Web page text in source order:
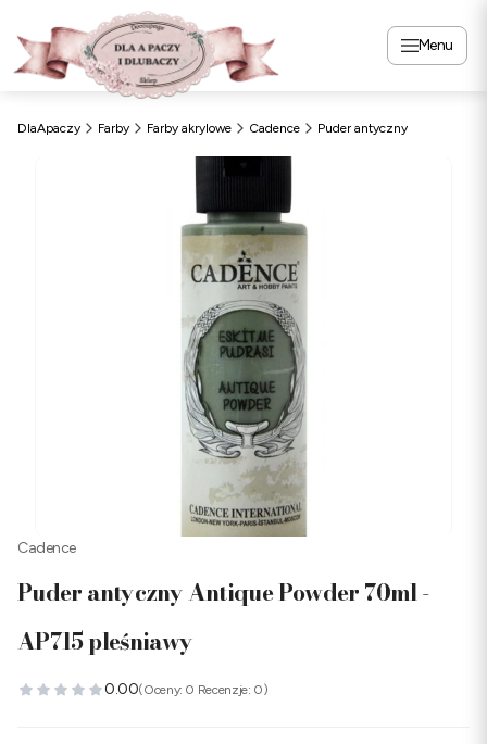
Menu
DlaApaczy Farby Farby akrylowe Cadence Puder antyczny
Cadence
Puder antyczny Antique Powder 70ml -
AP715 pleśniawy
0.00(Oceny: 0 Recenzje: 0)